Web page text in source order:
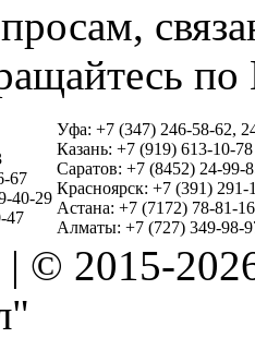
67
40-29
47
Уфа: +7 (347) 246-58-62,
Казань: +7 (919) 613-10-78
Саратов: +7 (8452) 24-99-
Красноярск: +7 (391) 291-
Астана: +7 (7172) 78-81-16
Алматы: +7 (727) 349-98-
| © 2015-